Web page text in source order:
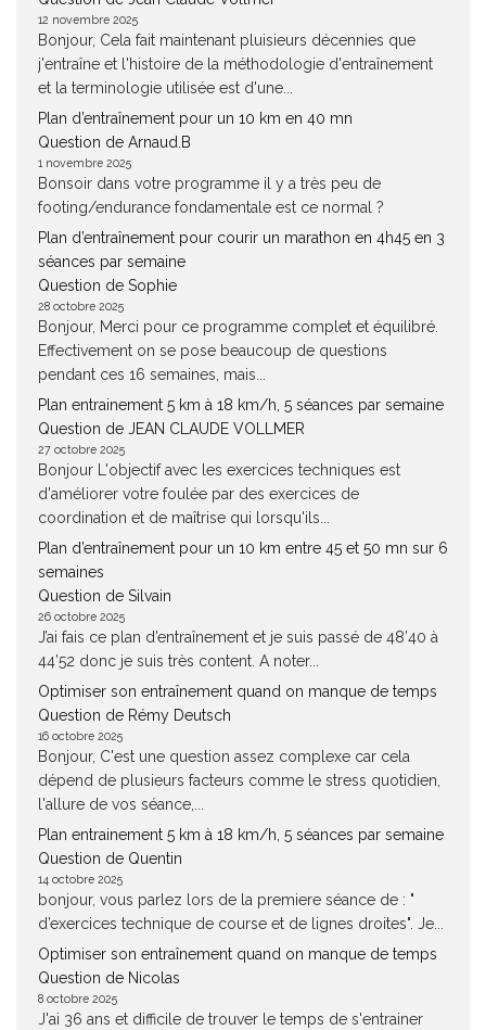
12 novembre 2025
Bonjour, Cela fait maintenant pluisieurs décennies que
j'entraîne et l'histoire de la méthodologie d'entraînement
et la terminologie utilisée est d'une...
Plan d’entraînement pour un 10 km en 40 mn
Question de Arnaud.B
1 novembre 2025
Bonsoir dans votre programme il y a très peu de
footing/endurance fondamentale est ce normal ?
Plan d’entraînement pour courir un marathon en 4h45 en 3
séances par semaine
Question de Sophie
28 octobre 2025
Bonjour, Merci pour ce programme complet et équilibré.
Effectivement on se pose beaucoup de questions
pendant ces 16 semaines, mais...
Plan entrainement 5 km à 18 km/h, 5 séances par semaine
Question de JEAN CLAUDE VOLLMER
27 octobre 2025
Bonjour L'objectif avec les exercices techniques est
d'améliorer votre foulée par des exercices de
coordination et de maîtrise qui lorsqu'ils...
Plan d’entraînement pour un 10 km entre 45 et 50 mn sur 6
semaines
Question de Silvain
26 octobre 2025
J’ai fais ce plan d’entraînement et je suis passé de 48’40 à
44’52 donc je suis très content. A noter...
Optimiser son entraînement quand on manque de temps
Question de Rémy Deutsch
16 octobre 2025
Bonjour, C'est une question assez complexe car cela
dépend de plusieurs facteurs comme le stress quotidien,
l'allure de vos séance,...
Plan entrainement 5 km à 18 km/h, 5 séances par semaine
Question de Quentin
14 octobre 2025
bonjour, vous parlez lors de la premiere séance de : "
d’exercices technique de course et de lignes droites". Je...
Optimiser son entraînement quand on manque de temps
Question de Nicolas
8 octobre 2025
J'ai 36 ans et difficile de trouver le temps de s'entrainer